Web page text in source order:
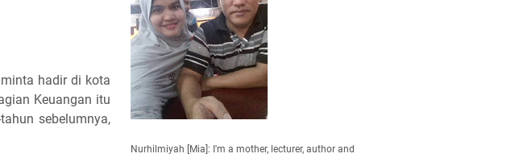
hadir di kota
Keuangan itu
sebelumnya,
Nurhilmiyah [Mia]: I'm a mother, lecturer, author and